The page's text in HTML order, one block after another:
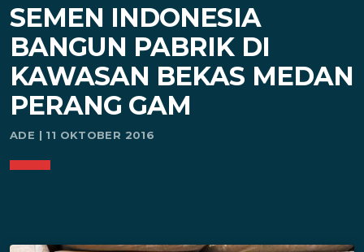
SEMEN INDONESIA
BANGUN PABRIK DI
KAWASAN BEKAS MEDAN
PERANG GAM
ADE | 11 OKTOBER 2016